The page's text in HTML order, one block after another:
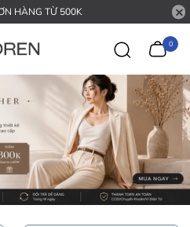
HÀNG TỪ 500K
0